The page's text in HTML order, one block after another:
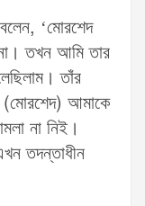
‘মোরশেদ
তখন আমি তার
তাঁর
আমাকে
না নিই।
তদন্তাধীন